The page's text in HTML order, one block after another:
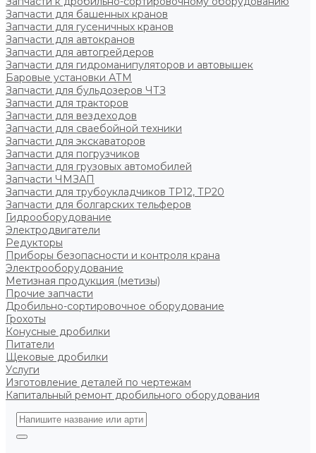
Запчасти для башенных кранов
Запчасти для гусеничных кранов
Запчасти для автокранов
Запчасти для автогрейдеров
Запчасти для гидроманипуляторов и автовышек
Баровые установки АТМ
Запчасти для бульдозеров ЧТЗ
Запчасти для тракторов
Запчасти для вездеходов
Запчасти для сваебойной техники
Запчасти для экскаваторов
Запчасти для погрузчиков
Запчасти для грузовых автомобилей
Запчасти ЧМЗАП
Запчасти для трубоукладчиков ТР12, ТР20
Запчасти для болгарских тельферов
Гидрооборудование
Электродвигатели
Редукторы
Приборы безопасности и контроля крана
Электрооборудование
Метизная продукция (метизы)
Прочие запчасти
Дробильно-сортировочное оборудование
Грохоты
Конусные дробилки
Питатели
Щековые дробилки
Услуги
Изготовление деталей по чертежам
Капитальный ремонт дробильного оборудования